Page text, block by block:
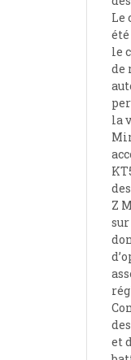
Le
le
de
la
Z
et